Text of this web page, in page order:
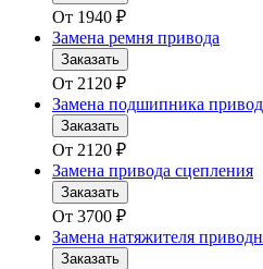
От 1940 ₽
Замена ремня привода
Заказать
От 2120 ₽
Замена подшипника
Заказать
От 2120 ₽
Замена привода сцепления
Заказать
От 3700 ₽
Замена натяжителя
Заказать